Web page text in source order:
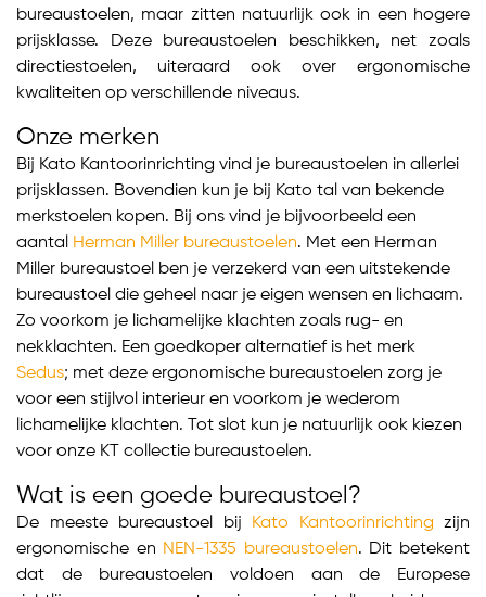
bureaustoelen, maar zitten natuurlijk ook in een hogere
prijsklasse. Deze bureaustoelen beschikken, net zoals
directiestoelen, uiteraard ook over ergonomische
kwaliteiten op verschillende niveaus.
Onze merken
Bij Kato Kantoorinrichting vind je bureaustoelen in allerlei
prijsklassen. Bovendien kun je bij Kato tal van bekende
merkstoelen kopen. Bij ons vind je bijvoorbeeld een
aantal Herman Miller bureaustoelen. Met een Herman
Miller bureaustoel ben je verzekerd van een uitstekende
bureaustoel die geheel naar je eigen wensen en lichaam.
Zo voorkom je lichamelijke klachten zoals rug- en
nekklachten. Een goedkoper alternatief is het merk
Sedus; met deze ergonomische bureaustoelen zorg je
voor een stijlvol interieur en voorkom je wederom
lichamelijke klachten. Tot slot kun je natuurlijk ook kiezen
voor onze KT collectie bureaustoelen.
Wat is een goede bureaustoel?
De meeste bureaustoel bij Kato Kantoorinrichting zijn
ergonomische en NEN-1335 bureaustoelen. Dit betekent
dat de bureaustoelen voldoen aan de Europese